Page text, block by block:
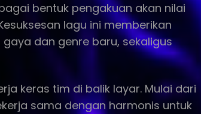
bentuk pengakuan akan nilai
lagu ini memberikan
dan genre baru, sekaligus
keras tim di balik layar. Mulai dari
sama dengan harmonis untuk